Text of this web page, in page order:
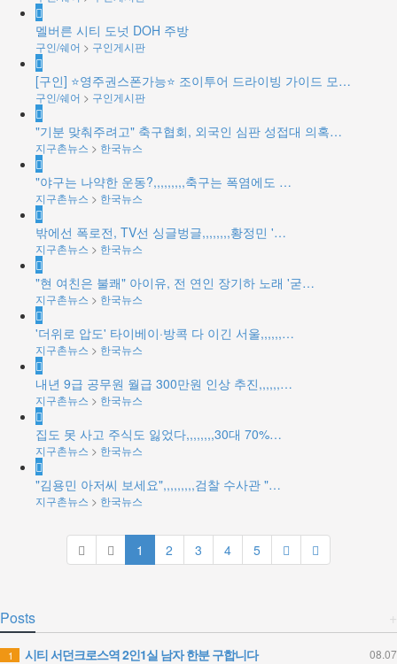
멜버른 시티 도넛 DOH 주방
구인/쉐어 > 구인게시판
[구인] ⭐영주권스폰가능⭐ 조이투어 드라이빙 가이드 모…
구인/쉐어 > 구인게시판
"기분 맞춰주려고" 축구협회, 외국인 심판 성접대 의혹…
지구촌뉴스 > 한국뉴스
"야구는 나약한 운동?,,,,,,,,,축구는 폭염에도 …
지구촌뉴스 > 한국뉴스
밖에선 폭로전, TV선 싱글벙글,,,,,,,,황정민 '…
지구촌뉴스 > 한국뉴스
"현 여친은 불쾌" 아이유, 전 연인 장기하 노래 '굳…
지구촌뉴스 > 한국뉴스
'더위로 압도' 타이베이·방콕 다 이긴 서울,,,,,,…
지구촌뉴스 > 한국뉴스
내년 9급 공무원 월급 300만원 인상 추진,,,,,,…
지구촌뉴스 > 한국뉴스
집도 못 사고 주식도 잃었다,,,,,,,,30대 70%…
지구촌뉴스 > 한국뉴스
"김용민 아저씨 보세요",,,,,,,,,검찰 수사관 "…
지구촌뉴스 > 한국뉴스
1 2 3 4 5
+
Posts
08.07
1 시티 서던크로스역 2인1실 남자 한분 구합니다